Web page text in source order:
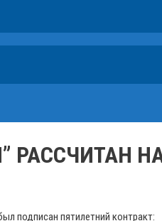
РАССЧИТАН
подписан пятилетний контракт: